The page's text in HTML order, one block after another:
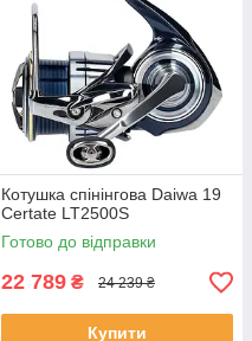
Котушка спінінгова Daiwa 19
Certate LT2500S
Готово до відправки
22 789 ₴ 24 239 ₴
Купити